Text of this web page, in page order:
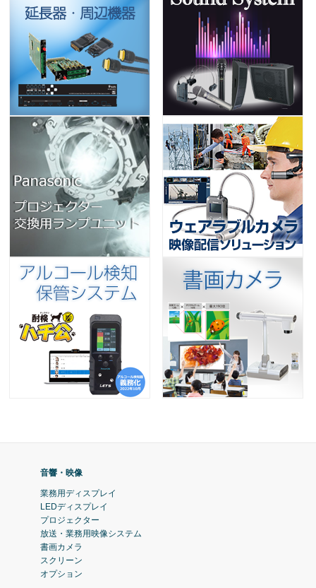
音響・映像
業務用ディスプレイ
LEDディスプレイ
プロジェクター
放送・業務用映像システム
書画カメラ
スクリーン
オプション